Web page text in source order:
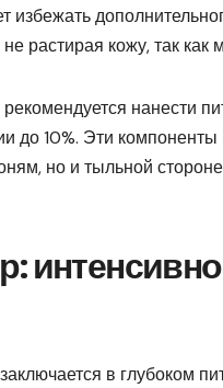
избежать
растирая кожу, так
нанести
до 10%. Эти
но и тыльной стороне
в глубоком